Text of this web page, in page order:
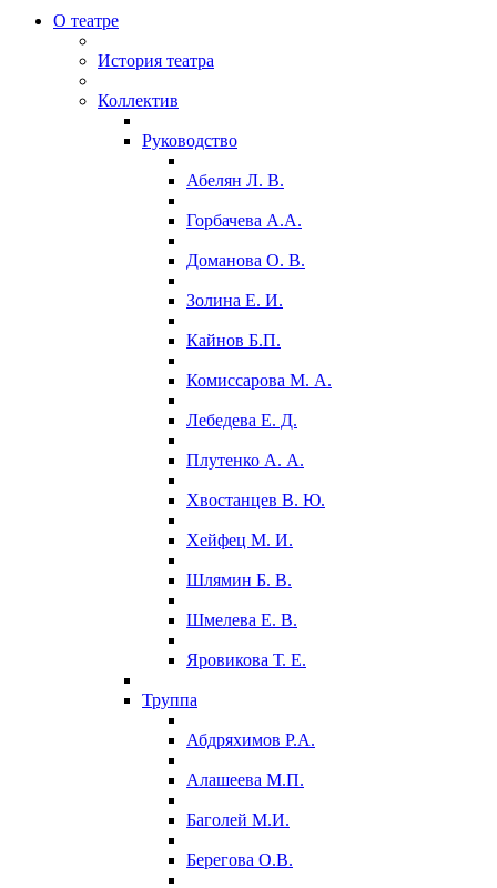
О театре
История театра
Коллектив
Руководство
Абелян Л. В.
Горбачева А.А.
Доманова О. В.
Золина Е. И.
Кайнов Б.П.
Комиссарова М. А.
Лебедева Е. Д.
Плутенко А. А.
Хвостанцев В. Ю.
Хейфец М. И.
Шлямин Б. В.
Шмелева Е. В.
Яровикова Т. Е.
Труппа
Абдряхимов Р.А.
Алашеева М.П.
Баголей М.И.
Берегова О.В.